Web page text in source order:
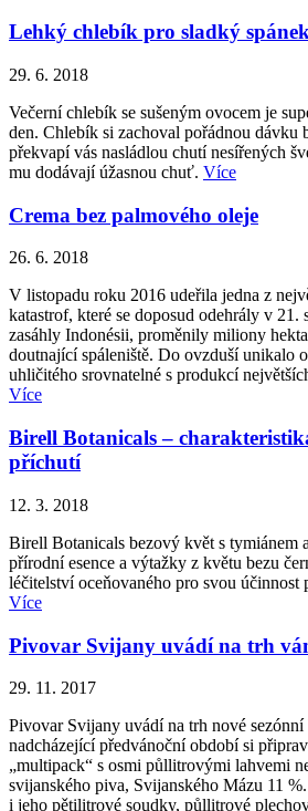
Lehký chlebík pro sladký
29. 6. 2018
Večerní chlebík se sušeným ovocem je
den. Chlebík si zachoval pořádnou dávku
překvapí vás nasládlou chutí nesířených
mu dodávají úžasnou chuť. Více
Crema bez palmového oleje
26. 6. 2018
V listopadu roku 2016 udeřila jedna z
katastrof, které se doposud odehrály v 21.
zasáhly Indonésii, proměnily miliony
doutnající spáleniště. Do ovzduší unikalo
uhličitého srovnatelné s produkcí
Více
Birell Botanicals –
příchutí
12. 3. 2018
Birell Botanicals bezový květ s tymiánem
přírodní esence a výtažky z květu bezu
léčitelství oceňovaného pro svou účinnost
Více
Pivovar Svijany uvádí na trh
29. 11. 2017
Pivovar Svijany uvádí na trh nové
nadcházející předvánoční období si
„multipack“ s osmi půllitrovými lahvemi
svijanského piva, Svijanského Mázu 11
i jeho pětilitrové soudky, půllitrové